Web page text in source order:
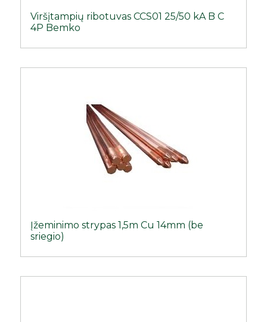
Viršįtampių ribotuvas CCS01 25/50 kA B C
4P Bemko
Įžeminimo strypas 1,5m Cu 14mm (be
sriegio)